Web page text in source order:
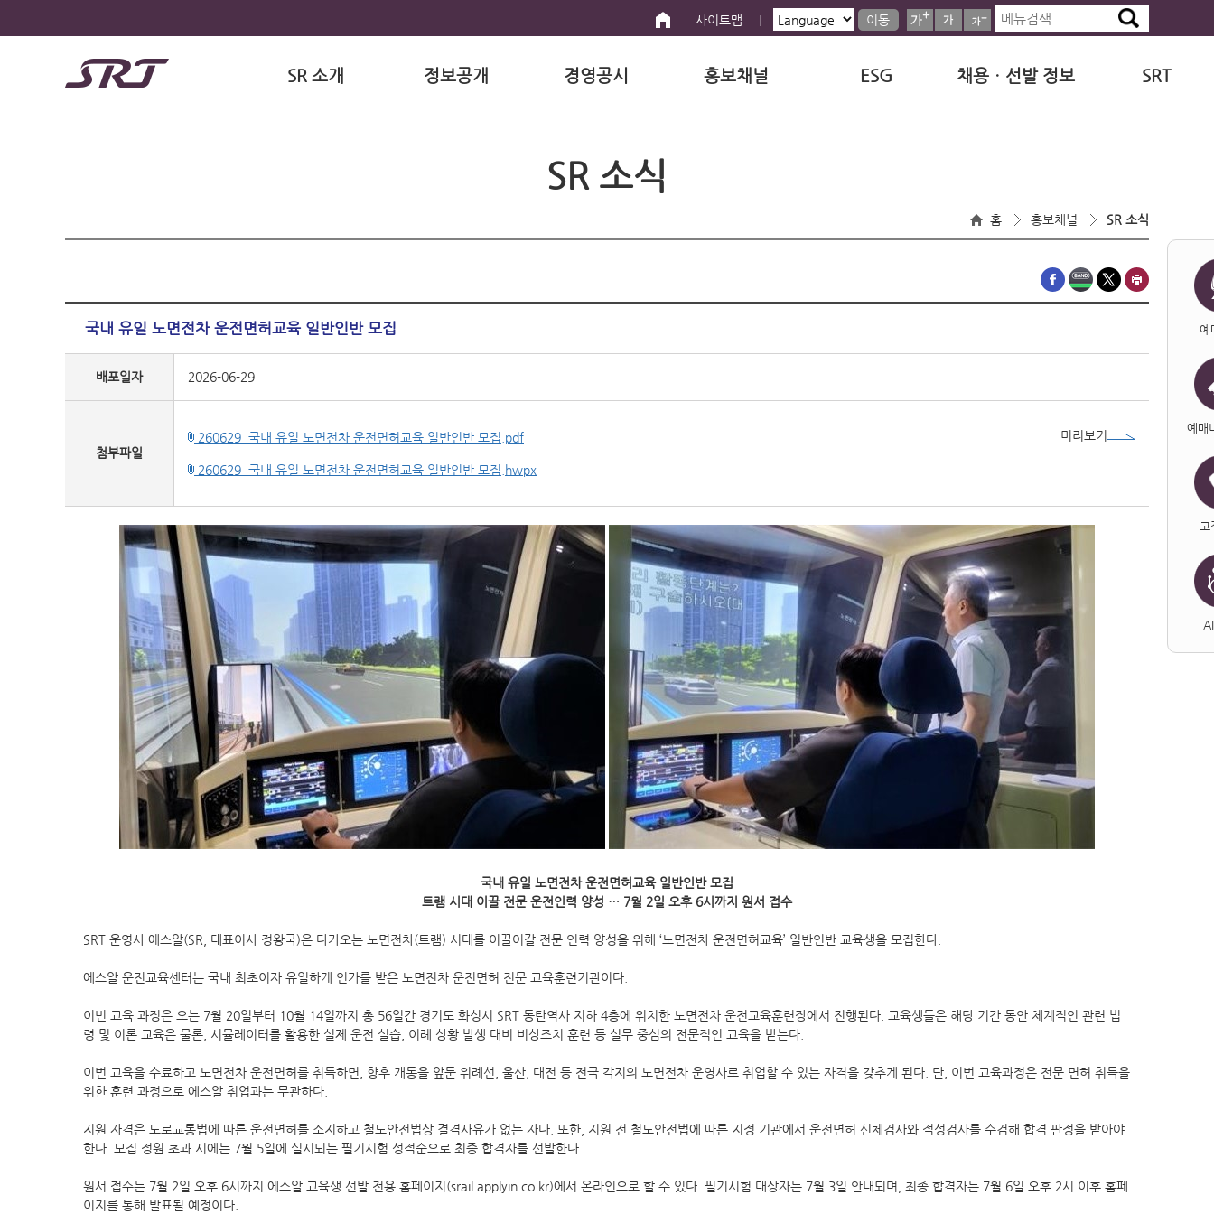
사이트맵 이동
SR 소개 정보공개 경영공시 홍보채널 ESG 채용ㆍ선발 정보 SRT
SR 소식
홈 홍보채널 SR 소식
국내 유일 노면전차 운전면허교육 일반인반 모집
배포일자 2026-06-29
첨부파일
260629_국내 유일 노면전차 운전면허교육 일반인반 모집.pdf 미리보기
260629_국내 유일 노면전차 운전면허교육 일반인반 모집.hwpx
국내 유일 노면전차 운전면허교육 일반인반 모집
트램 시대 이끌 전문 운전인력 양성 … 7월 2일 오후 6시까지 원서 접수
SRT 운영사 에스알(SR, 대표이사 정왕국)은 다가오는 노면전차(트램) 시대를 이끌어갈 전문 인력 양성을 위해 ‘노면전차 운전면허교육’ 일반인반 교육생을 모집한다.
에스알 운전교육센터는 국내 최초이자 유일하게 인가를 받은 노면전차 운전면허 전문 교육훈련기관이다.
이번 교육 과정은 오는 7월 20일부터 10월 14일까지 총 56일간 경기도 화성시 SRT 동탄역사 지하 4층에 위치한 노면전차 운전교육훈련장에서 진행된다. 교육생들은 해당 기간 동안 체계적인 관련 법
령 및 이론 교육은 물론, 시뮬레이터를 활용한 실제 운전 실습, 이례 상황 발생 대비 비상조치 훈련 등 실무 중심의 전문적인 교육을 받는다.
이번 교육을 수료하고 노면전차 운전면허를 취득하면, 향후 개통을 앞둔 위례선, 울산, 대전 등 전국 각지의 노면전차 운영사로 취업할 수 있는 자격을 갖추게 된다. 단, 이번 교육과정은 전문 면허 취득을
위한 훈련 과정으로 에스알 취업과는 무관하다.
지원 자격은 도로교통법에 따른 운전면허를 소지하고 철도안전법상 결격사유가 없는 자다. 또한, 지원 전 철도안전법에 따른 지정 기관에서 운전면허 신체검사와 적성검사를 수검해 합격 판정을 받아야
한다. 모집 정원 초과 시에는 7월 5일에 실시되는 필기시험 성적순으로 최종 합격자를 선발한다.
원서 접수는 7월 2일 오후 6시까지 에스알 교육생 선발 전용 홈페이지(srail.applyin.co.kr)에서 온라인으로 할 수 있다. 필기시험 대상자는 7월 3일 안내되며, 최종 합격자는 7월 6일 오후 2시 이후 홈페
이지를 통해 발표될 예정이다.
예
예매
고